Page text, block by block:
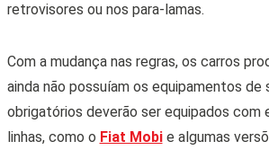
retrovisores ou nos para-lamas.
Com a mudança nas regras, os carros
ainda não possuíam os equipamentos de
obrigatórios deverão ser equipados com
linhas, como o Fiat Mobie algumas